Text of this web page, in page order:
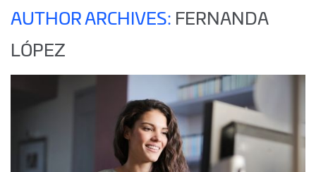
AUTHOR ARCHIVES: FERNANDA
LÓPEZ